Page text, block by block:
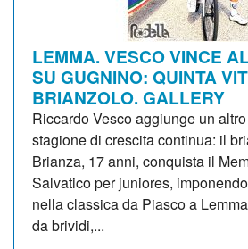
LEMMA. VESCO VINCE
SU GUGNINO: QUINTA
BRIANZOLO. GALLERY
Riccardo Vesco aggiunge un
stagione di crescita continua: il
Brianza, 17 anni, conquista il
Salvatico per juniores,
nella classica da Piasco a
da brividi,...